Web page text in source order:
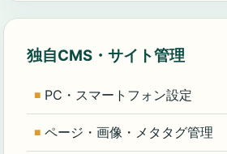
独自CMS・サイト管理
PC・スマートフォン設定
ページ・画像・メタタグ管理